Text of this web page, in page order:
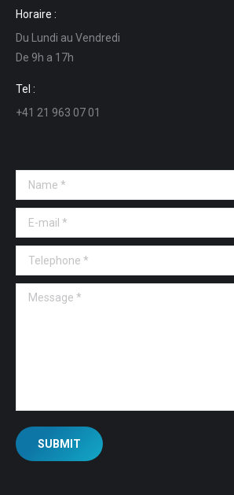
opens
in
new
window
opens
in
new
in
in
Horaire :
Du Lundi au Vendredi
De 9h a 17h
Tel :
+41 21 963 07 01
Name *
E-mail *
Telephone *
Message *
SUBMIT